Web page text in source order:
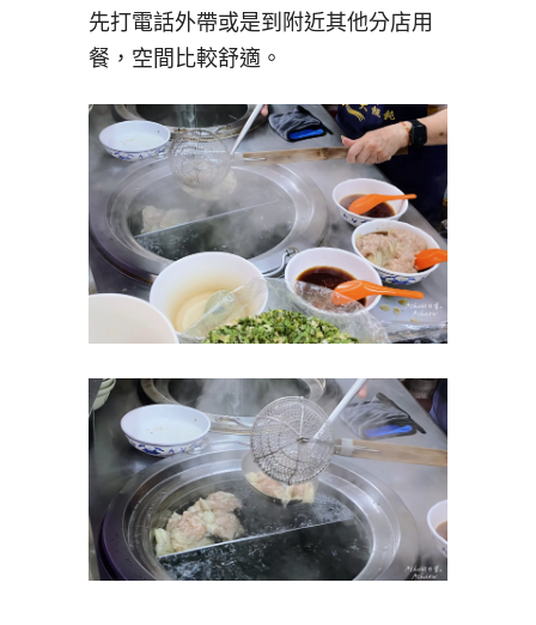
先打電話外帶或是到附近其他分店用
餐，空間比較舒適。